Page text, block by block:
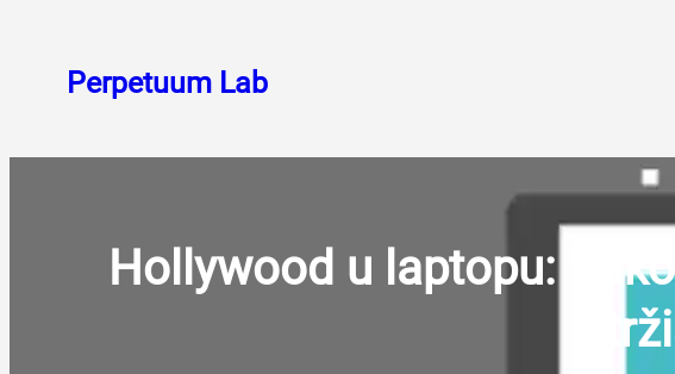
sadržajaPerpetuum Lab
Hollywood u laptopu: